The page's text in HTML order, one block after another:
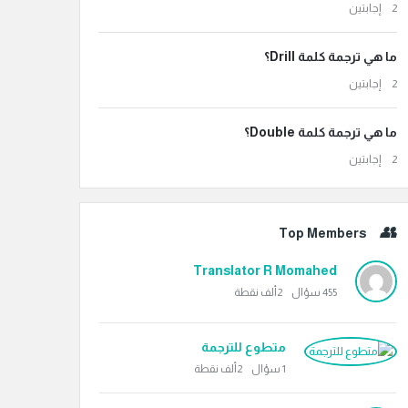
‫2 إجابتين
ما هي ترجمة كلمة Drill؟
‫2 إجابتين
ما هي ترجمة كلمة Double؟
‫2 إجابتين
Top Members
Translator R Momahed
455 سؤال 2ألف نقطة
متطوع للترجمة
1 سؤال 2ألف نقطة